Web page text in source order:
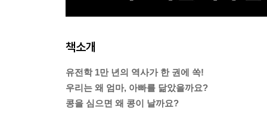
책소개
유전학 1만 년의 역사가 한 권에 쏙!
우리는 왜 엄마, 아빠를 닮았을까요?
콩을 심으면 왜 콩이 날까요?